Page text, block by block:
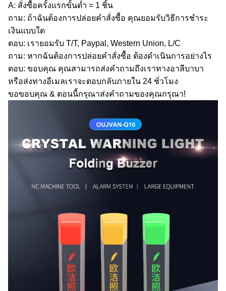
A: สั่งซื้อครั้งแรกขั้นต่ำ = 1 ชิ้น
ถาม: ถ้าฉันต้องการปล่อยคำสั่งซื้อ คุณยอมรับวิธีการชำระ
เงินแบบใด
ตอบ: เรายอมรับ T/T, Paypal, Western Union, L/C
ถาม: หากฉันต้องการปล่อยคำสั่งซื้อ ต้องดำเนินการอย่างไร
ตอบ: ขอบคุณ คุณสามารถส่งคำถามถึงเราทางอาลีบาบา
หรือส่งทางอีเมลเราจะตอบกลับภายใน 24 ชั่วโมง
ขอขอบคุณ & ตอนนี้กรุณาส่งคำถามของคุณกรุณา!